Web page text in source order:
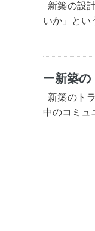
新築の設
いか」とい
ー新築の
新築のト
中のコミュ